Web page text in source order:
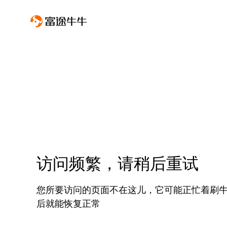
访问频繁，请稍后重试
您所要访问的页面不在这儿，它可能正忙着刷
后就能恢复正常